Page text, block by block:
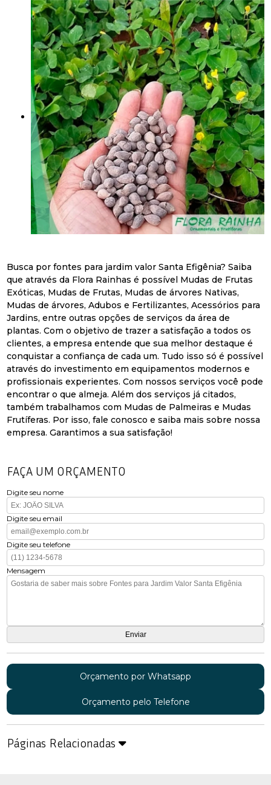
Busca por fontes para jardim valor Santa Efigênia? Saiba
que através da Flora Rainhas é possível Mudas de Frutas
Exóticas, Mudas de Frutas, Mudas de árvores Nativas,
Mudas de árvores, Adubos e Fertilizantes, Acessórios para
Jardins, entre outras opções de serviços da área de
plantas. Com o objetivo de trazer a satisfação a todos os
clientes, a empresa entende que sua melhor destaque é
conquistar a confiança de cada um. Tudo isso só é possível
através do investimento em equipamentos modernos e
profissionais experientes. Com nossos serviços você pode
encontrar o que almeja. Além dos serviços já citados,
também trabalhamos com Mudas de Palmeiras e Mudas
Frutíferas. Por isso, fale conosco e saiba mais sobre nossa
empresa. Garantimos a sua satisfação!
FAÇA UM ORÇAMENTO
Digite seu nome
Digite seu email
Digite seu telefone
Mensagem
Orçamento por Whatsapp
Orçamento pelo Telefone
Páginas Relacionadas